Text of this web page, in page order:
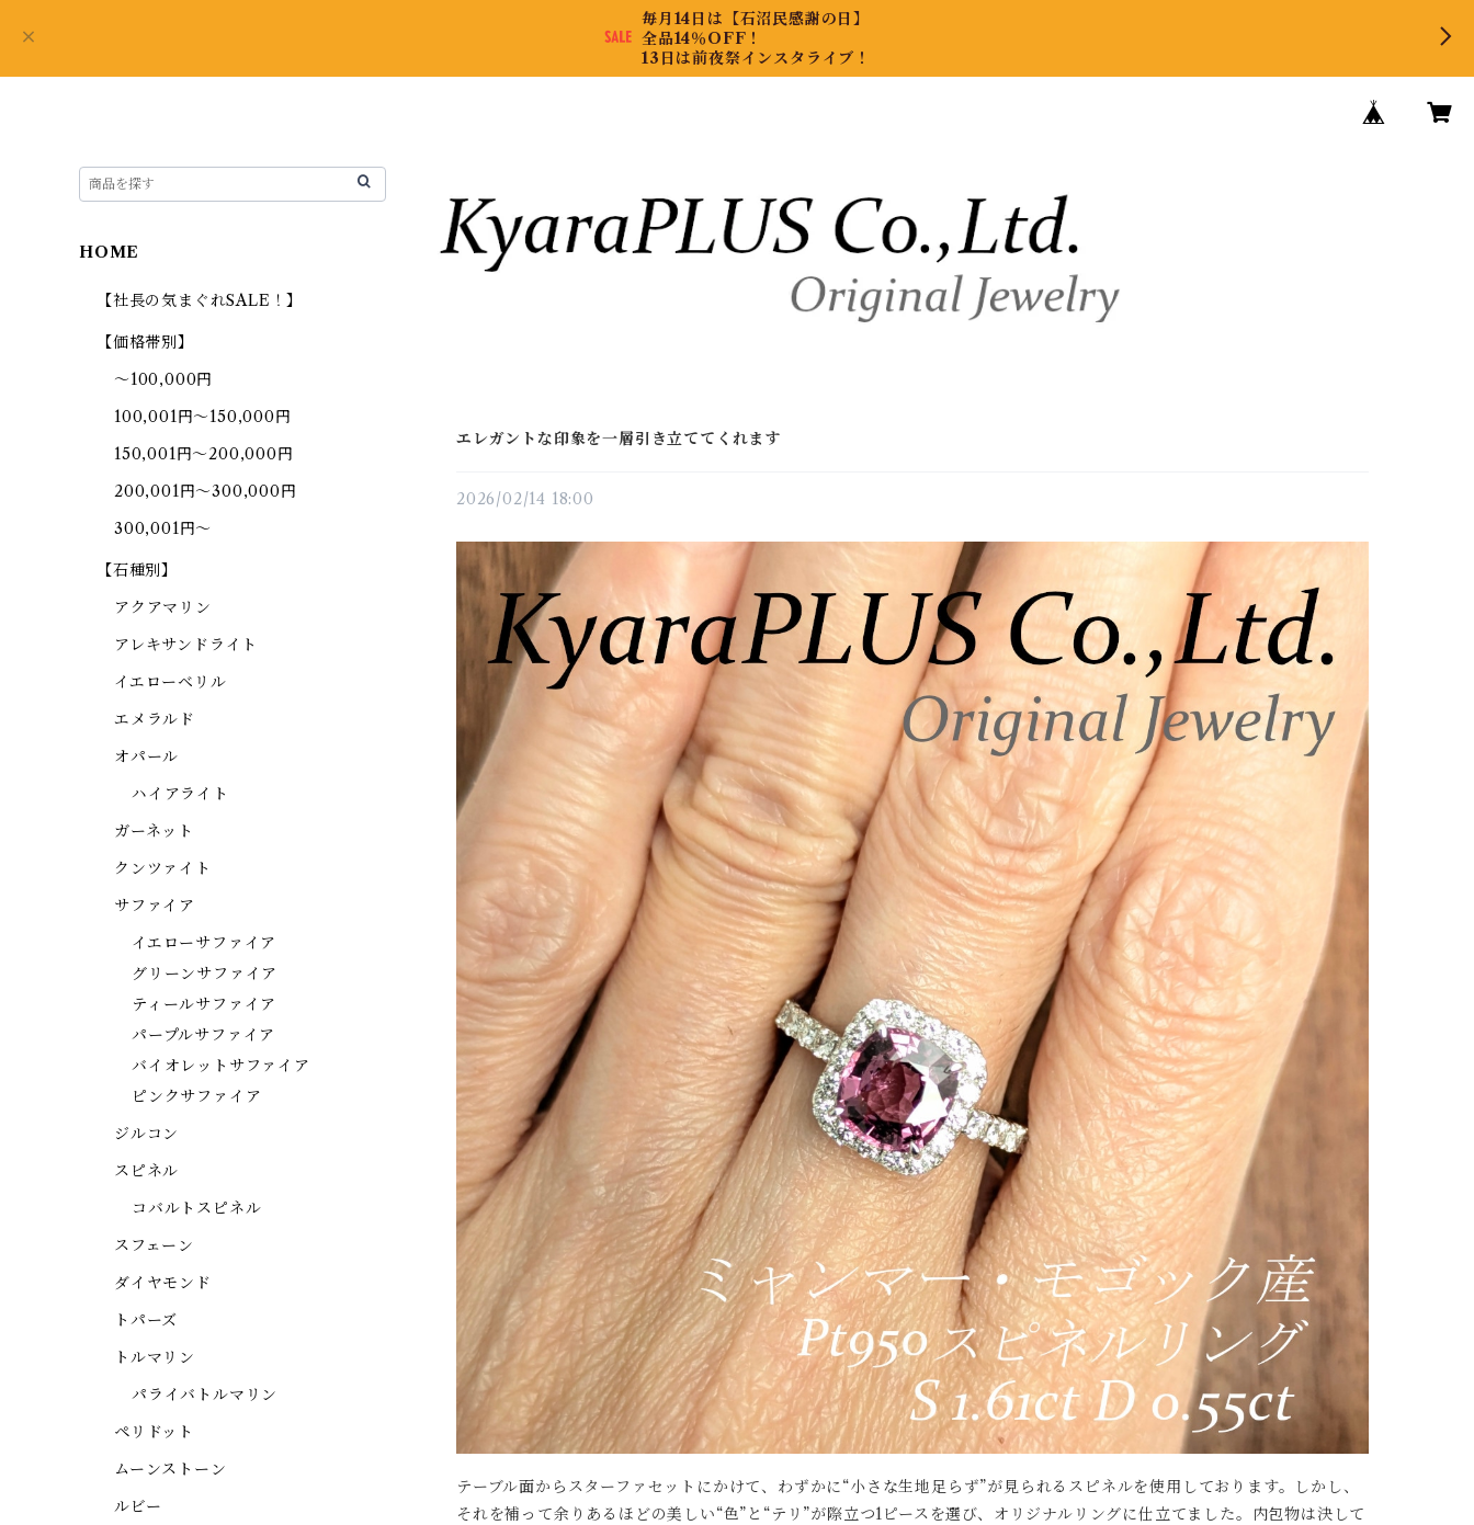
毎月14日は【石沼民感謝の日】
全品14％OFF！
13日は前夜祭インスタライブ！
エレガントな印象を一層引き立ててくれます
2026/02/14 18:00
テーブル面からスターファセットにかけて、わずかに“小さな生地足らず”が見られるスピネルを使用しております。しかし、
それを補って余りあるほどの美しい“色”と“テリ”が際立つ1ピースを選び、オリジナルリングに仕立てました。内包物は決して
HOME
【社長の気まぐれSALE！】
【価格帯別】
～100,000円
100,001円～150,000円
150,001円～200,000円
200,001円～300,000円
300,001円～
【石種別】
アクアマリン
アレキサンドライト
イエローベリル
エメラルド
オパール
ハイアライト
ガーネット
クンツァイト
サファイア
イエローサファイア
グリーンサファイア
ティールサファイア
パープルサファイア
バイオレットサファイア
ピンクサファイア
ジルコン
スピネル
コバルトスピネル
スフェーン
ダイヤモンド
トパーズ
トルマリン
パライバトルマリン
ペリドット
ムーンストーン
ルビー